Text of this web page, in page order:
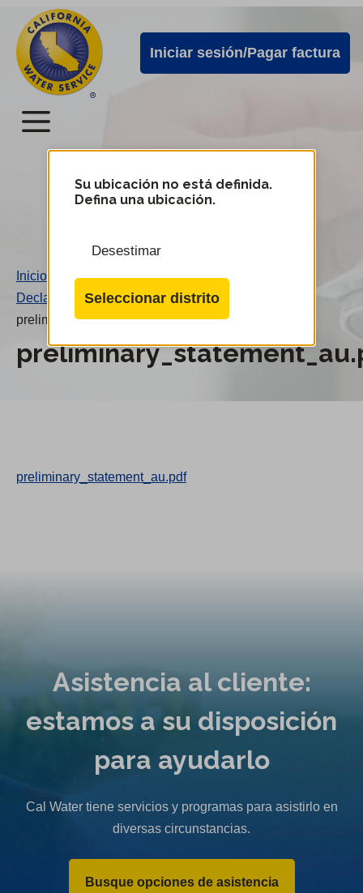
directamente
contenido
principal
Alertas
de
Cal
Water
Iniciar sesión/Pagar factura
Menú
Menú
servicio
de
Cal
Water
Su ubicación no está definida.
Defina una ubicación.
Desestimar
Seleccionar distrito
Inicio
Declaración preliminar Au /
preliminary_statement_au.pdf
preliminary_statement_au.pdf
Asistencia al cliente:
estamos a su disposición
para ayudarlo
Cal Water tiene servicios y programas para asistirlo en
diversas circunstancias.
Busque opciones de asistencia